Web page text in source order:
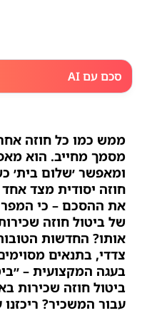
סכם עם AI
ממש כמו כל חוזה
מסמך מחייב. הוא
ומאפשר ׳שלום בית׳
חוזה יסודית מצד
את ההסכם – כי המפר
של ביטול חוזה
אותו? החדשות
צדדי, בתנאים
בעגה המקצועית –
ביטול חוזה שכירות
עבור המשכיר?